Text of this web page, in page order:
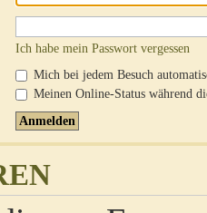
Ich habe mein Passwort vergessen
Mich bei jedem Besuch
Meinen Online-Status während